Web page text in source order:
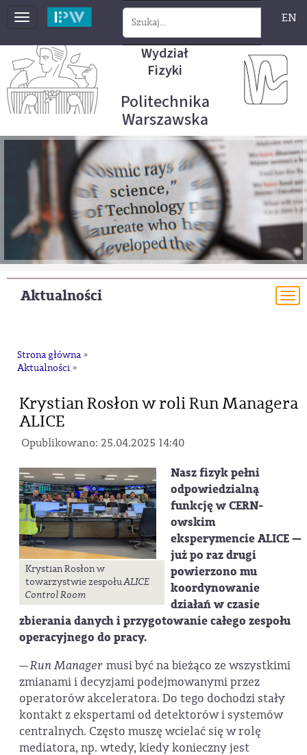
Toggle
EN
Wydział
Fizyki
Politechnika
Warszawska
Aktualności
Strona główna »
Aktualności »
Krystian Rosłon w roli Run Managera
ALICE
Opublikowano: 25.04.2025 14:40
Krystian Rosłon w
towarzystwie zespołuALICE
Control Room
Nasz fizyk pełni
odpowiedzialną
funkcję w CERN-
owskim
eksperymencie ALICE —
już po raz drugi
powierzono mu
koordynowanie
działań w czasie
zbierania danych i przygotowanie całego zespołu
operacyjnego do pracy.
—Run Manager musi być na bieżąco ze wszystkimi
zmianami i decyzjami podejmowanymi przez
operatorów akceleratora. Do tego dochodzi stały
kontakt z ekspertami od detektorów i systemów
centralnych. Często muszę wcielać się w rolę
mediatora, np. wtedy, kiedy konieczny jest